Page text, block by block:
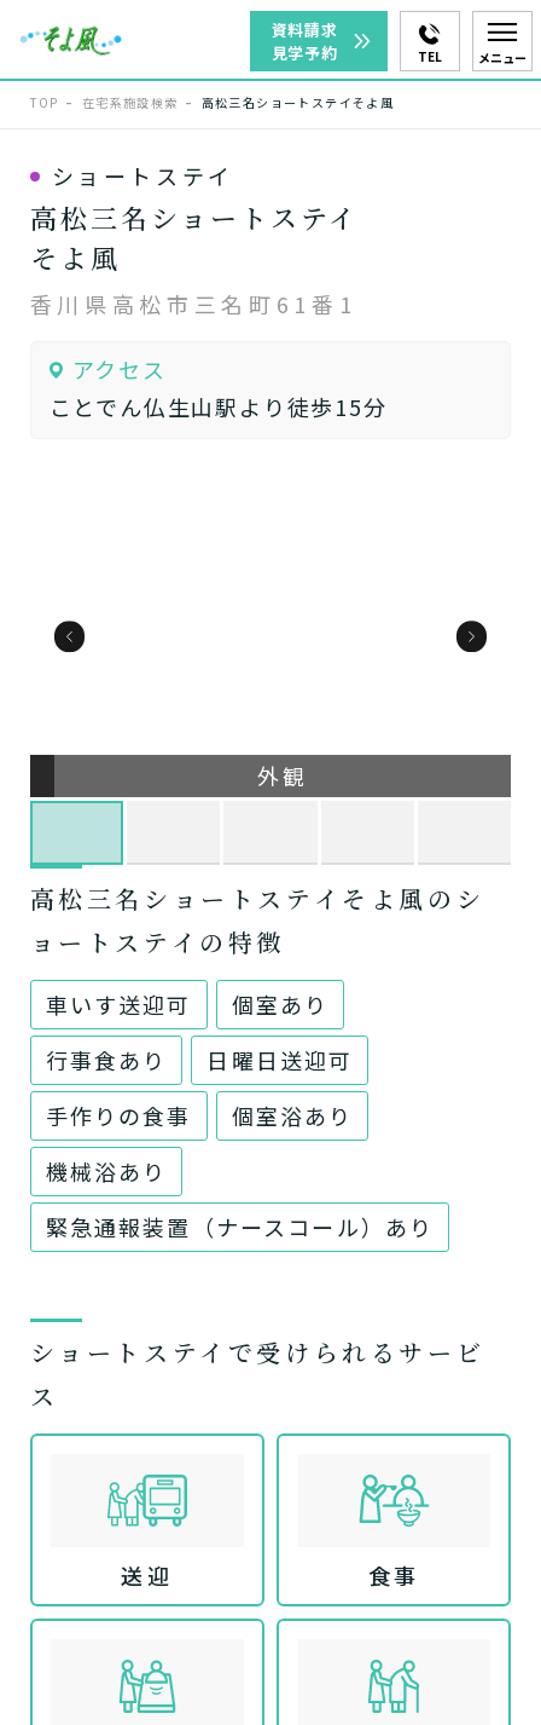
資料請求
見学予約
TEL メニュー
TOP 在宅系施設検索 高松三名ショートステイそよ風
ショートステイ
高松三名ショートステイ
そよ風
香川県高松市三名町61番1
アクセス
ことでん仏生山駅より徒歩15分
外観
高松三名ショートステイそよ風のシ
ョートステイの特徴
車いす送迎可
個室あり
行事食あり
日曜日送迎可
手作りの食事
個室浴あり
機械浴あり
緊急通報装置（ナースコール）あり
ショートステイで受けられるサービ
ス
送迎 食事